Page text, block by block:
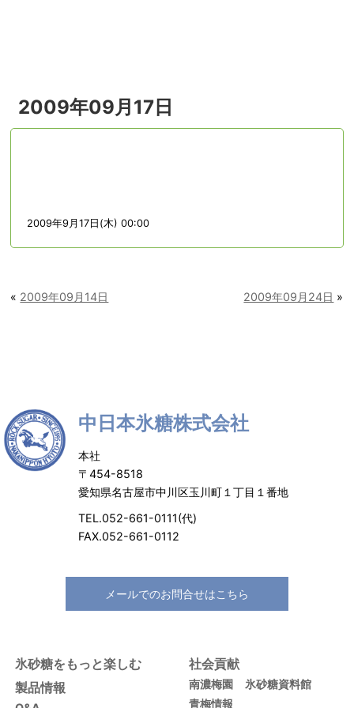
2009年09月17日
2009年9月17日(木) 00:00
« 2009年09月14日 2009年09月24日 »
中日本氷糖株式会社
本社
〒454-8518
愛知県名古屋市中川区玉川町１丁目１番地
TEL.052-661-0111(代)
FAX.052-661-0112
メールでのお問合せはこちら
氷砂糖をもっと楽しむ
製品情報
社会貢献
南濃梅園
氷砂糖資料館
青梅情報